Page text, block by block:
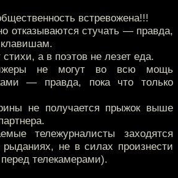
встревожена!!!
отказываются стучать — правда,
клавишам.
а в поэтов не лезет еда.
не могут во всю мощь
— правда, пока что только
не получается прыжок выше
тележурналисты заходятся
не в силах произнести
телекамерами).